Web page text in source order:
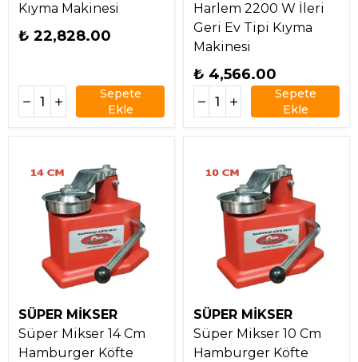
Kıyma Makinesi
₺ 22,828.00
Sepete
Ekle
Harlem 2200 W İleri
Geri Ev Tipi Kıyma
Makinesi
₺ 4,566.00
Sepete
Ekle
SÜPER MİKSER
Süper Mikser 14 Cm
Hamburger Köfte
SÜPER MİKSER
Süper Mikser 10 Cm
Hamburger Köfte